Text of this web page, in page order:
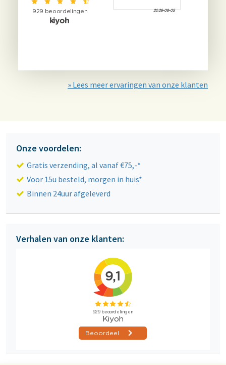
Onze voordelen:
Gratis verzending, al vanaf €75,-*
Voor 15u besteld, morgen in huis*
Binnen 24uur afgeleverd
Verhalen van onze klanten:
» Lees meer ervaringen van onze klanten